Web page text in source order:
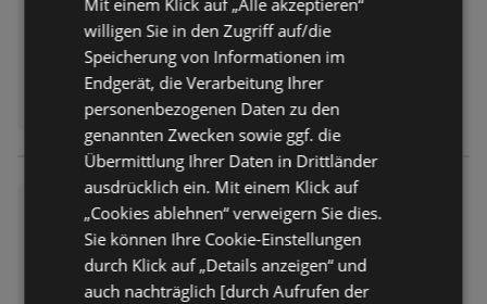
Globus: Wochenangebote
Prospekt nicht mehr gültig
Abgelaufen am:
01.08.2026
willigen Sie in den Zugriff auf/die
Speicherung von Informationen im
Endgerät, die Verarbeitung Ihrer
personenbezogenen Daten zu den
genannten Zwecken sowie ggf. die
Übermittlung Ihrer Daten in Drittländer
ausdrücklich ein. Mit einem Klick auf
„Cookies ablehnen“ verweigern Sie dies.
Sie können Ihre Cookie-Einstellungen
durch Klick auf „Details anzeigen“ und
auch nachträglich [durch Aufrufen der